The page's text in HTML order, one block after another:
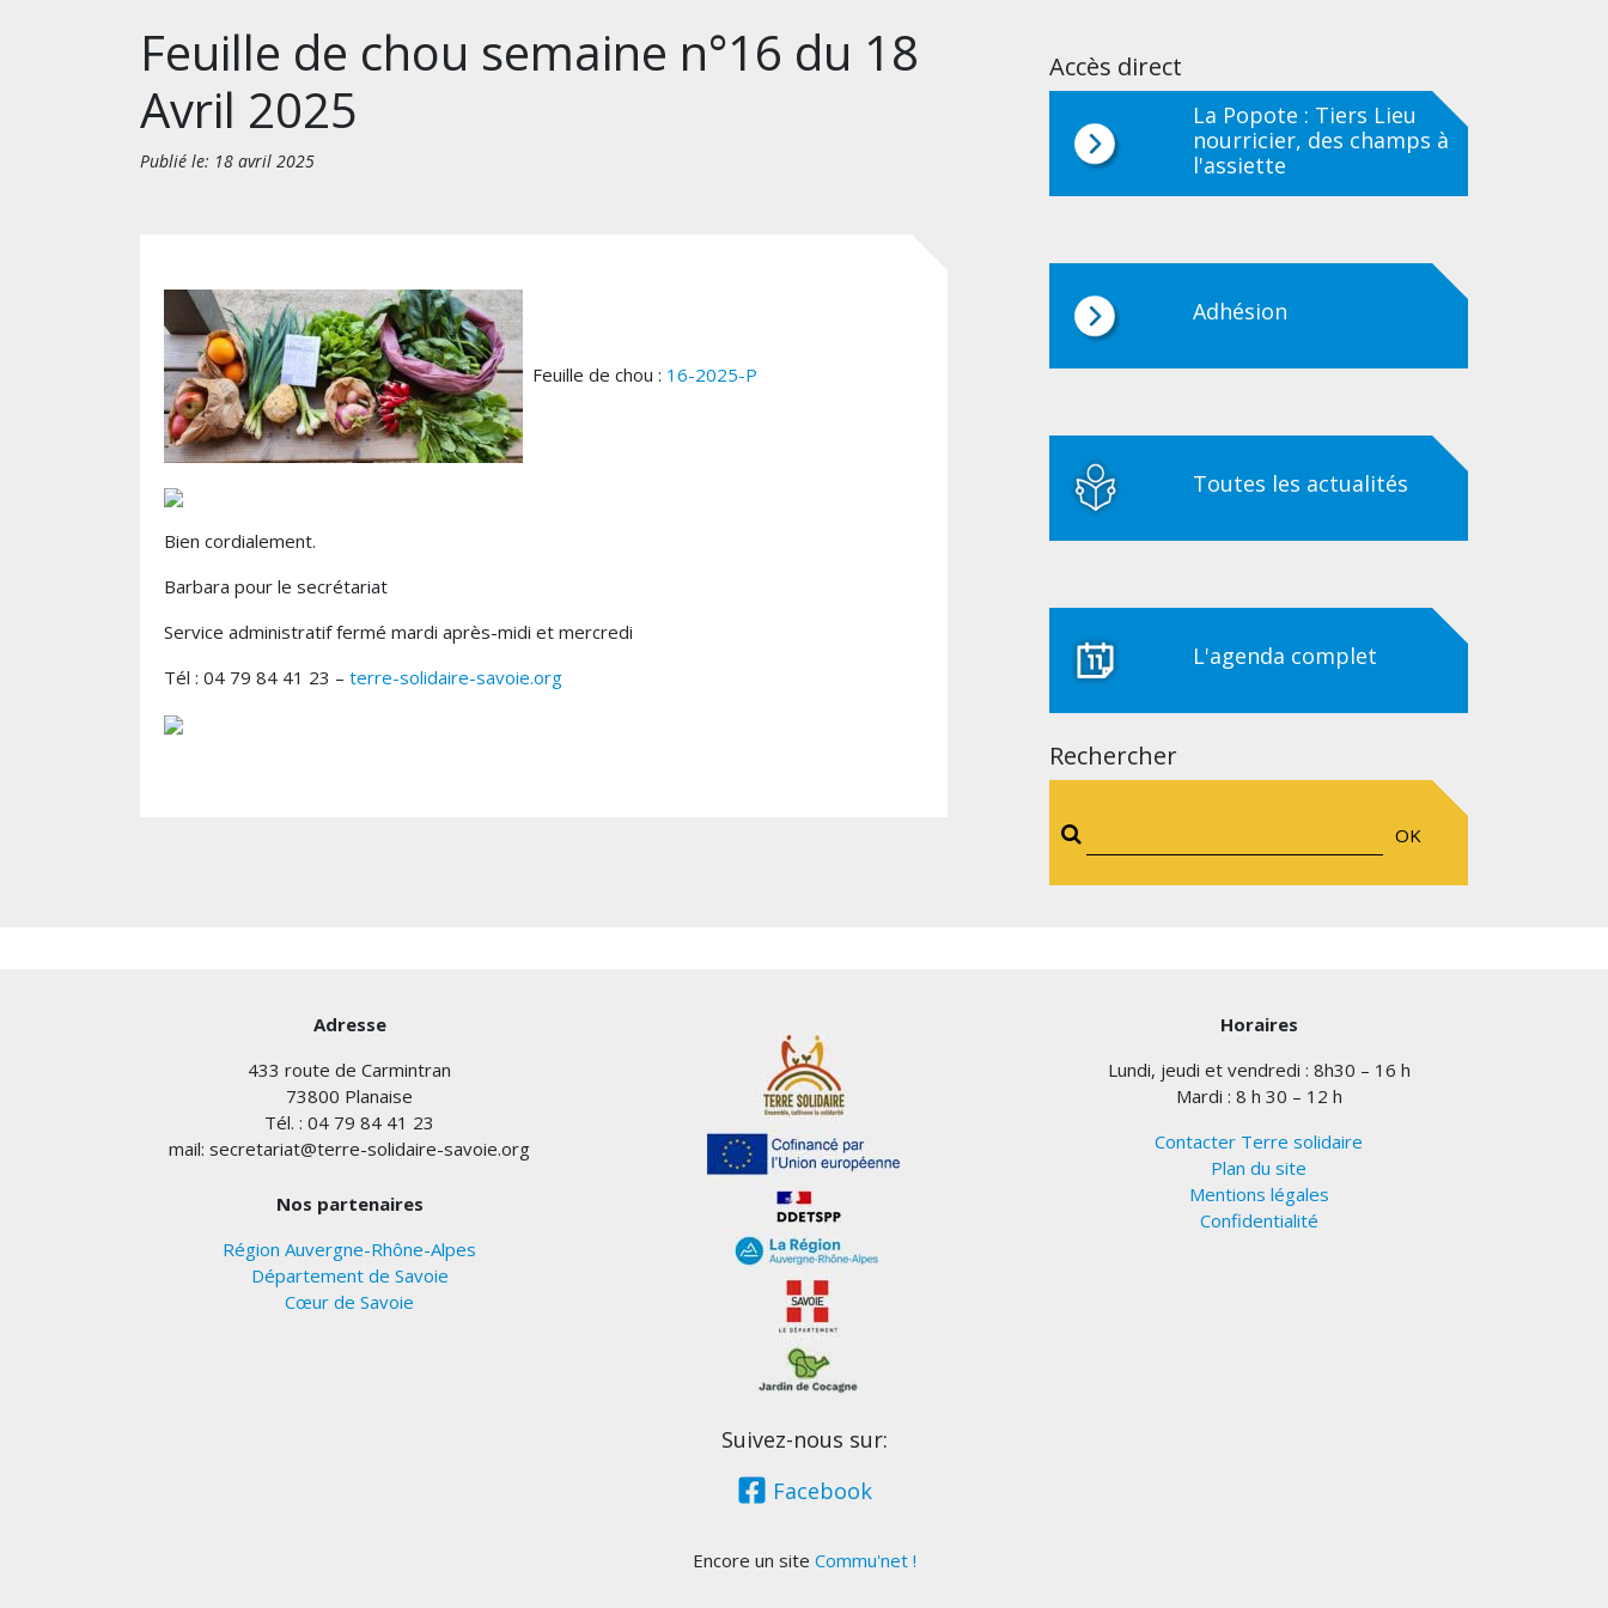
Feuille de chou semaine n°16 du 18
Avril 2025
Publié le: 18 avril 2025
Feuille de chou : 16-2025-P
Bien cordialement.
Barbara pour le secrétariat
Service administratif fermé mardi après-midi et mercredi
Tél : 04 79 84 41 23 – terre-solidaire-savoie.org
Accès direct
La Popote : Tiers Lieu
nourricier, des champs à
l'assiette
Adhésion
Toutes les actualités
L'agenda complet
Rechercher
OK
Adresse
433 route de Carmintran
73800 Planaise
Tél. : 04 79 84 41 23
mail: secretariat@terre-solidaire-savoie.org
Nos partenaires
Région Auvergne-Rhône-Alpes
Département de Savoie
Cœur de Savoie
Suivez-nous sur:
Facebook
Horaires
Lundi, jeudi et vendredi : 8h30 – 16 h
Mardi : 8 h 30 – 12 h
Contacter Terre solidaire
Plan du site
Mentions légales
Confidentialité
Encore un site Commu'net !